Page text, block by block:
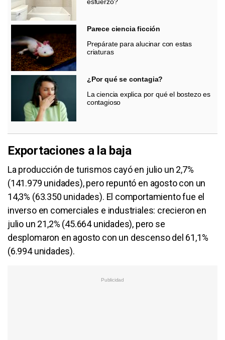
Parece ciencia ficción
Prepárate para alucinar con estas
criaturas
¿Por qué se contagia?
La ciencia explica por qué el bostezo es
contagioso
Exportaciones a la baja
La producción de turismos cayó en julio un 2,7%
(141.979 unidades), pero repuntó en agosto con un
14,3% (63.350 unidades). El comportamiento fue el
inverso en comerciales e industriales: crecieron en
julio un 21,2% (45.664 unidades), pero se
desplomaron en agosto con un descenso del 61,1%
(6.994 unidades).